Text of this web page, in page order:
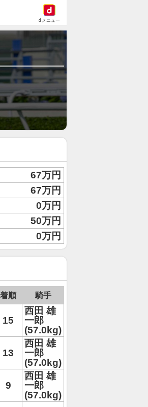
dメニュー
67万円
67万円
0万円
50万円
0万円
着順 騎手
15
西田 雄
一郎
(57.0kg)
13
西田 雄
一郎
(57.0kg)
9
西田 雄
一郎
(57.0kg)